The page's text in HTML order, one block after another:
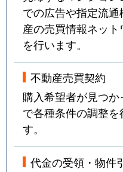
での広告や指定流
産の売買情報ネッ
を行います。
不動産売買契約
購入希望者が見つ
で各種条件の調整
す。
代金の受領・物件